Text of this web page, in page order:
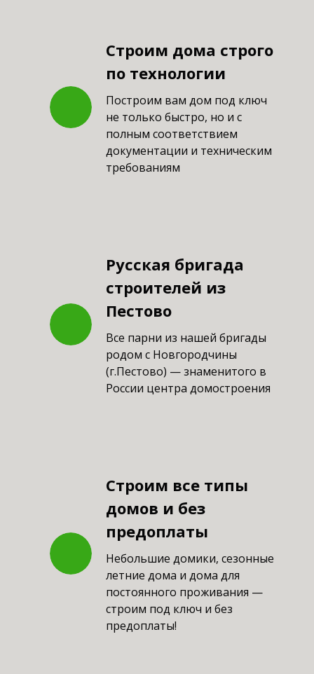
Строим дома строго
по технологии
Построим вам дом под ключ
не только быстро, но и с
полным соответствием
документации и техническим
требованиям
Русская бригада
строителей из
Пестово
Все парни из нашей бригады
родом с Новгородчины
(г.Пестово) — знаменитого в
России центра домостроения
Строим все типы
домов и без
предоплаты
Небольшие домики, сезонные
летние дома и дома для
постоянного проживания —
строим под ключ и без
предоплаты!